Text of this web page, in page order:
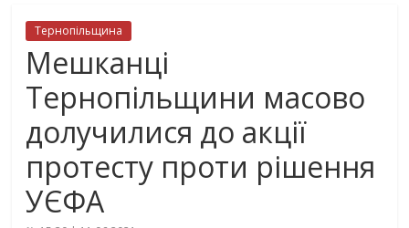
Тернопільщина
Мешканці
Тернопільщини масово
долучилися до акції
протесту проти рішення
УЄФА